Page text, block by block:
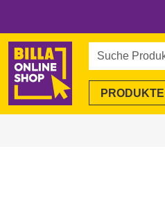
Suche Produkte
PRODUKTE